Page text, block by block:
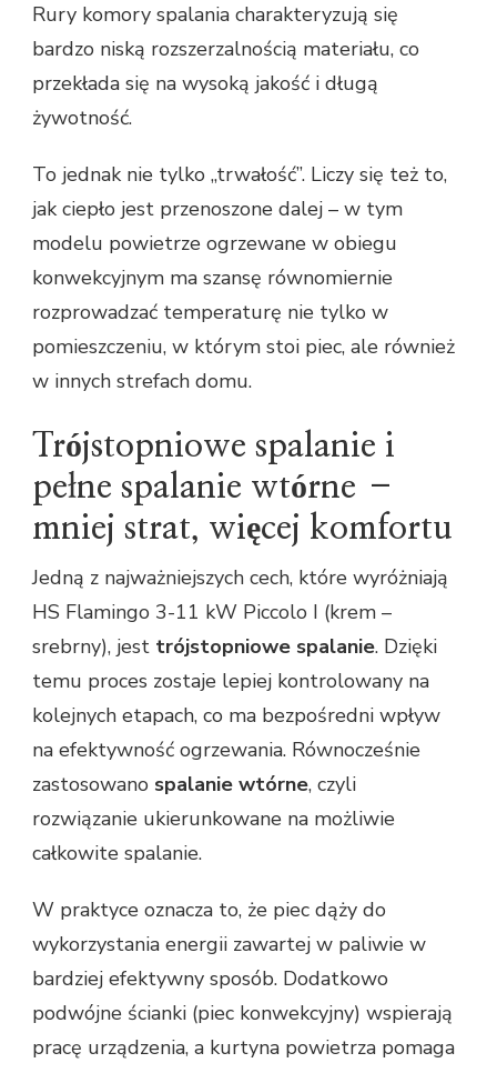
Rury komory spalania charakteryzują się
bardzo niską rozszerzalnością materiału, co
przekłada się na wysoką jakość i długą
żywotność.
To jednak nie tylko „trwałość”. Liczy się też to,
jak ciepło jest przenoszone dalej – w tym
modelu powietrze ogrzewane w obiegu
konwekcyjnym ma szansę równomiernie
rozprowadzać temperaturę nie tylko w
pomieszczeniu, w którym stoi piec, ale również
w innych strefach domu.
Trójstopniowe spalanie i
pełne spalanie wtórne –
mniej strat, więcej komfortu
Jedną z najważniejszych cech, które wyróżniają
HS Flamingo 3-11 kW Piccolo I (krem –
srebrny), jest trójstopniowe spalanie. Dzięki
temu proces zostaje lepiej kontrolowany na
kolejnych etapach, co ma bezpośredni wpływ
na efektywność ogrzewania. Równocześnie
zastosowano spalanie wtórne, czyli
rozwiązanie ukierunkowane na możliwie
całkowite spalanie.
W praktyce oznacza to, że piec dąży do
wykorzystania energii zawartej w paliwie w
bardziej efektywny sposób. Dodatkowo
podwójne ścianki (piec konwekcyjny) wspierają
pracę urządzenia, a kurtyna powietrza pomaga